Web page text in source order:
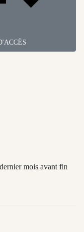
mois avant fin